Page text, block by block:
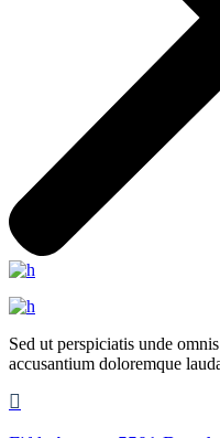
Sed ut perspiciatis unde
accusantium doloremque